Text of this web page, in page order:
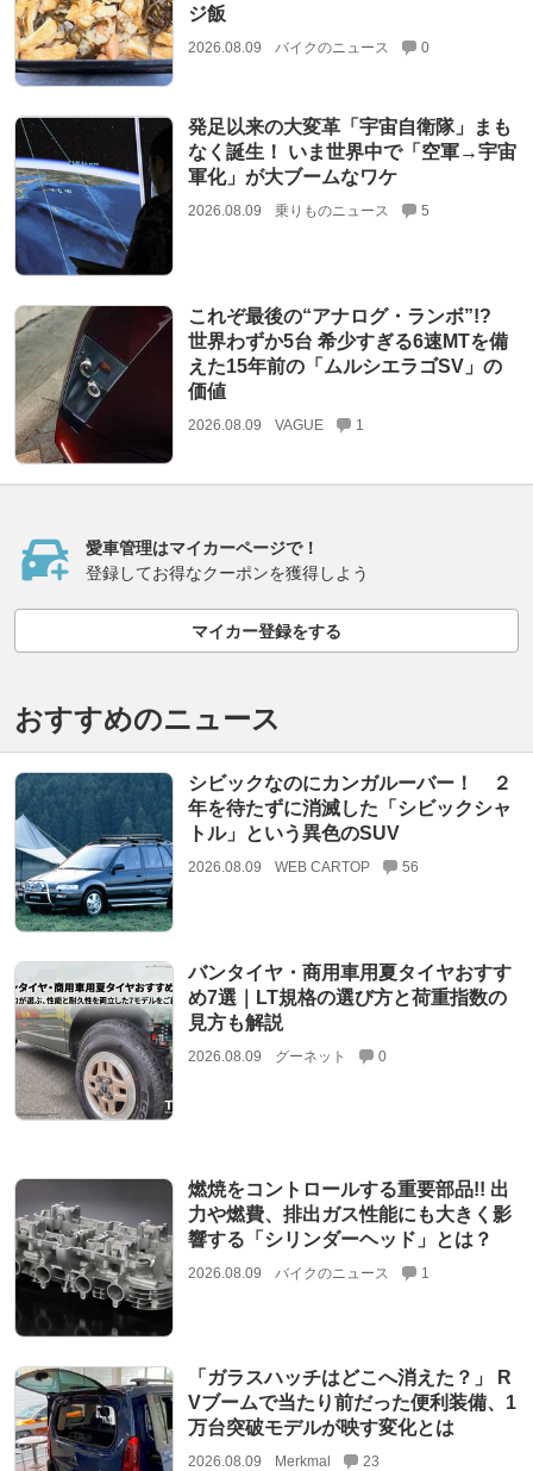
ジ飯
2026.08.09 バイクのニュース 0
発足以来の大変革「宇宙自衛隊」まも
なく誕生！ いま世界中で「空軍→宇宙
軍化」が大ブームなワケ
2026.08.09 乗りものニュース 5
これぞ最後の“アナログ・ランボ”!?
世界わずか5台 希少すぎる6速MTを備
えた15年前の「ムルシエラゴSV」の
価値
2026.08.09 VAGUE 1
愛車管理はマイカーページで！
登録してお得なクーポンを獲得しよう
マイカー登録をする
おすすめのニュース
シビックなのにカンガルーバー！ ２
年を待たずに消滅した「シビックシャ
トル」という異色のSUV
2026.08.09 WEB CARTOP 56
バンタイヤ・商用車用夏タイヤおすす
め7選｜LT規格の選び方と荷重指数の
見方も解説
2026.08.09 グーネット 0
燃焼をコントロールする重要部品!! 出
力や燃費、排出ガス性能にも大きく影
響する「シリンダーヘッド」とは？
2026.08.09 バイクのニュース 1
「ガラスハッチはどこへ消えた？」 R
Vブームで当たり前だった便利装備、1
万台突破モデルが映す変化とは
2026.08.09 Merkmal 23